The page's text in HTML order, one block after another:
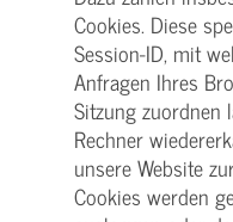
Cookies. Diese
Session-ID, mit
Anfragen Ihres
Sitzung zuordnen
Rechner
unsere Website
Cookies werden